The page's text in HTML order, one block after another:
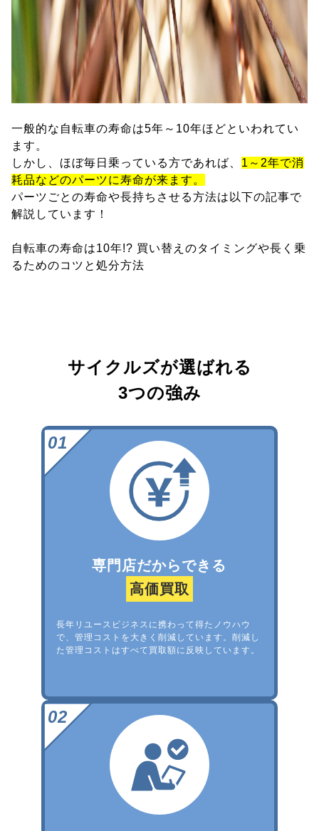
一般的な自転車の寿命は5年～10年ほどといわれてい
ます。
しかし、ほぼ毎日乗っている方であれば、 1～2年で消
耗品などのパーツに寿命が来ます。
パーツごとの寿命や長持ちさせる方法は以下の記事で
解説しています！
自転車の寿命は10年!? 買い替えのタイミングや長く乗
るためのコツと処分方法
サイクルズが選ばれる
3つの強み
専門店だからできる
高価買取
長年リユースビジネスに携わって得たノウハウ
で、管理コストを大きく削減しています。削減し
た管理コストはすべて買取額に反映しています。